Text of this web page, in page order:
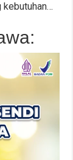
kebutuhan…